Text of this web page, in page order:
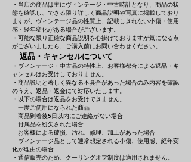
・当店の商品は主にヴィンテージ・中古時計となり、商品の状
態を確認し、できる限り詳しく商品説明や写真に掲載しており
ますが、ヴィンテージ品の性質上、記載しきれない小傷・使用
感・経年変化がある場合がございます。
・可能な限り正確な商品説明を心掛けておりますが気になる点
がございましたら、ご購入前にお問い合わせください。
返品・キャンセルについて
・ヴィンテージ・中古品の特性上、お客様都合による返品・キ
ャンセルはお受けしておりません。
・商品説明と著しく異なる不具合があった場合のみ内容を確認
のうえ、返品・返金にて対応いたします。
・以下の場合は返品をお受けできません。
一度ご使用になられた商品
商品到着後5日以内にご連絡がない場合
付属品を紛失された場合
お客様による破損、汚れ、修理、加工があった場合
ヴィンテージ品として通常想定される小傷、使用感、経年変
化が理由の場合
・通信販売のため、クーリングオフ制度は適用されません。